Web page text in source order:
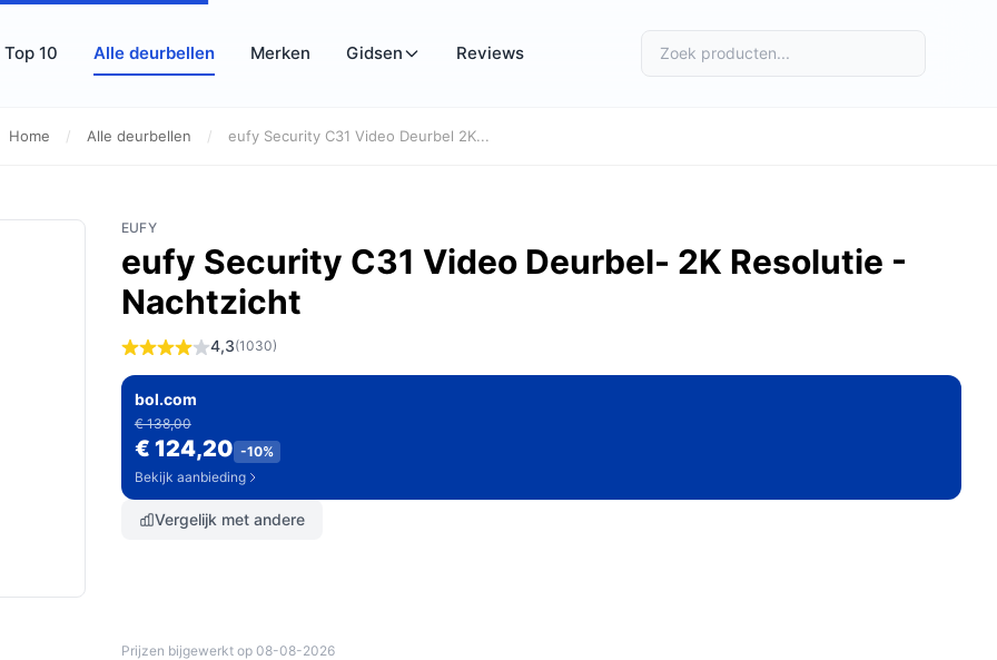
Top 10 Alle deurbellen Merken Gidsen Reviews
Home / Alle deurbellen / eufy Security C31 Video Deurbel 2K...
EUFY
eufy Security C31 Video Deurbel- 2K Resolutie -
Nachtzicht
4,3(1030)
bol.com
€ 138,00
€ 124,20 -10%
Bekijk aanbieding
Vergelijk met andere
Prijzen bijgewerkt op 08-08-2026